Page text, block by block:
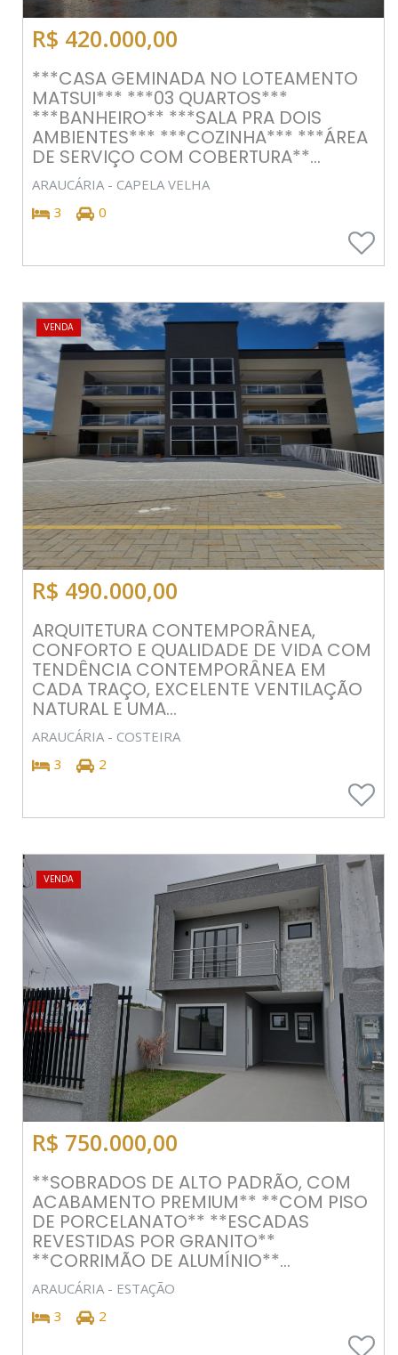
R$ 420.000,00
***CASA GEMINADA NO LOTEAMENTO
MATSUI*** ***03 QUARTOS***
***BANHEIRO** ***SALA PRA DOIS
AMBIENTES*** ***COZINHA*** ***ÁREA
DE SERVIÇO COM COBERTURA**...
ARAUCÁRIA - CAPELA VELHA
3
0
VENDA
R$ 490.000,00
ARQUITETURA CONTEMPORÂNEA,
CONFORTO E QUALIDADE DE VIDA COM
TENDÊNCIA CONTEMPORÂNEA EM
CADA TRAÇO, EXCELENTE VENTILAÇÃO
NATURAL E UMA...
ARAUCÁRIA - COSTEIRA
3
2
VENDA
R$ 750.000,00
**SOBRADOS DE ALTO PADRÃO, COM
ACABAMENTO PREMIUM** **COM PISO
DE PORCELANATO** **ESCADAS
REVESTIDAS POR GRANITO**
**CORRIMÃO DE ALUMÍNIO**...
ARAUCÁRIA - ESTAÇÃO
3
2